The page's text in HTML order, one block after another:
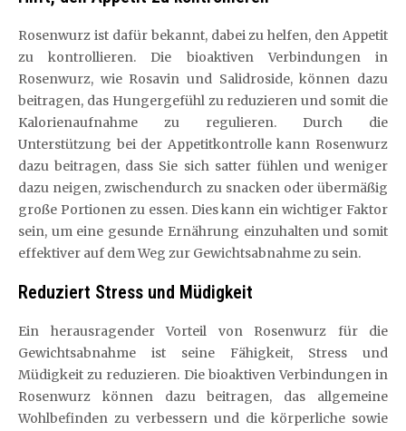
Rosenwurz ist dafür bekannt, dabei zu helfen, den Appetit
zu kontrollieren. Die bioaktiven Verbindungen in
Rosenwurz, wie Rosavin und Salidroside, können dazu
beitragen, das Hungergefühl zu reduzieren und somit die
Kalorienaufnahme zu regulieren. Durch die
Unterstützung bei der Appetitkontrolle kann Rosenwurz
dazu beitragen, dass Sie sich satter fühlen und weniger
dazu neigen, zwischendurch zu snacken oder übermäßig
große Portionen zu essen. Dies kann ein wichtiger Faktor
sein, um eine gesunde Ernährung einzuhalten und somit
effektiver auf dem Weg zur Gewichtsabnahme zu sein.
Reduziert Stress und Müdigkeit
Ein herausragender Vorteil von Rosenwurz für die
Gewichtsabnahme ist seine Fähigkeit, Stress und
Müdigkeit zu reduzieren. Die bioaktiven Verbindungen in
Rosenwurz können dazu beitragen, das allgemeine
Wohlbefinden zu verbessern und die körperliche sowie